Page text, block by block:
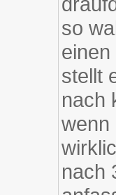
so
stellt
nach
wenn
nach